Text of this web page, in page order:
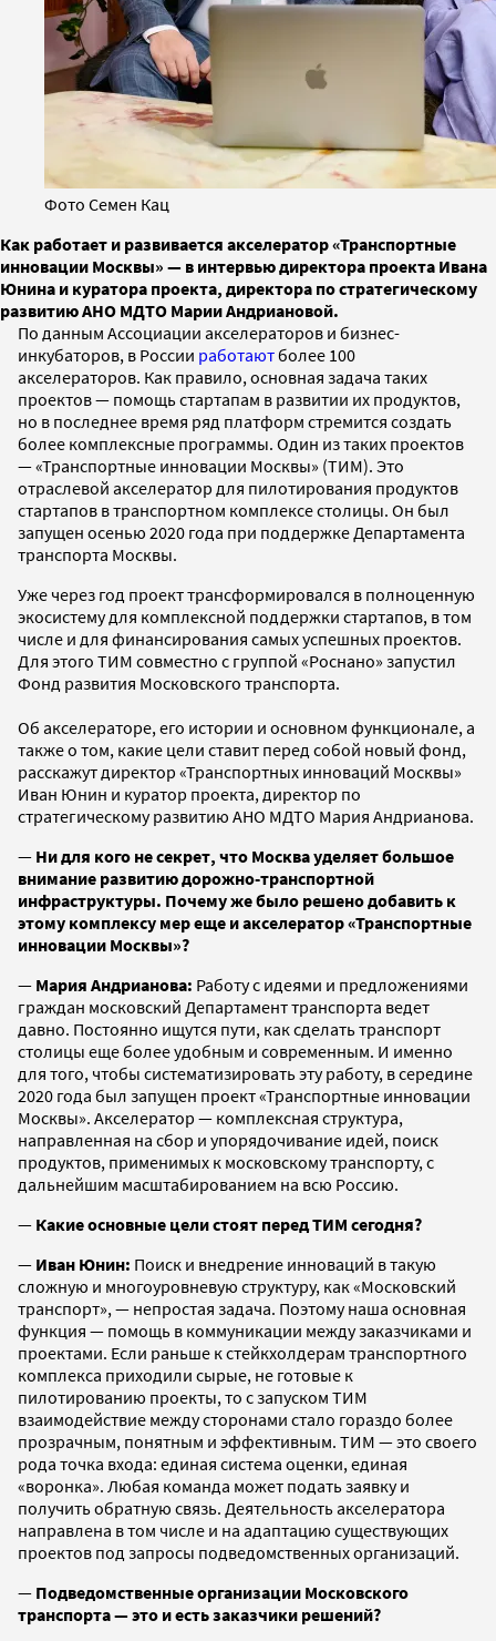
Фото Семен Кац
Как работает и развивается акселератор «Транспортные
инновации Москвы» — в интервью директора проекта Ивана
Юнина и куратора проекта, директора по стратегическому
развитию АНО МДТО Марии Андриановой.
По данным Ассоциации акселераторов и бизнес-
инкубаторов, в России работаютболее 100
акселераторов. Как правило, основная задача таких
проектов — помощь стартапам в развитии их продуктов,
но в последнее время ряд платформ стремится создать
более комплексные программы. Один из таких проектов
— «Транспортные инновации Москвы» (ТИМ). Это
отраслевой акселератор для пилотирования продуктов
стартапов в транспортном комплексе столицы. Он был
запущен осенью 2020 года при поддержке Департамента
транспорта Москвы.
Уже через год проект трансформировался в полноценную
экосистему для комплексной поддержки стартапов, в том
числе и для финансирования самых успешных проектов.
Для этого ТИМ совместно с группой «Роснано» запустил
Фонд развития Московского транспорта.
Об акселераторе, его истории и основном функционале, а
также о том, какие цели ставит перед собой новый фонд,
расскажут директор «Транспортных инноваций Москвы»
Иван Юнин и куратор проекта, директор по
стратегическому развитию АНО МДТО Мария Андрианова.
— Ни для кого не секрет, что Москва уделяет большое
внимание развитию дорожно-транспортной
инфраструктуры. Почему же было решено добавить к
этому комплексу мер еще и акселератор «Транспортные
инновации Москвы»?
— Мария Андрианова: Работу с идеями и предложениями
граждан московский Департамент транспорта ведет
давно. Постоянно ищутся пути, как сделать транспорт
столицы еще более удобным и современным. И именно
для того, чтобы систематизировать эту работу, в середине
2020 года был запущен проект «Транспортные инновации
Москвы». Акселератор — комплексная структура,
направленная на сбор и упорядочивание идей, поиск
продуктов, применимых к московскому транспорту, с
дальнейшим масштабированием на всю Россию.
— Какие основные цели стоят перед ТИМ сегодня?
— Иван Юнин: Поиск и внедрение инноваций в такую
сложную и многоуровневую структуру, как «Московский
транспорт», — непростая задача. Поэтому наша основная
функция — помощь в коммуникации между заказчиками и
проектами. Если раньше к стейкхолдерам транспортного
комплекса приходили сырые, не готовые к
пилотированию проекты, то с запуском ТИМ
взаимодействие между сторонами стало гораздо более
прозрачным, понятным и эффективным. ТИМ — это своего
рода точка входа: единая система оценки, единая
«воронка». Любая команда может подать заявку и
получить обратную связь. Деятельность акселератора
направлена в том числе и на адаптацию существующих
проектов под запросы подведомственных организаций.
— Подведомственные организации Московского
транспорта — это и есть заказчики решений?